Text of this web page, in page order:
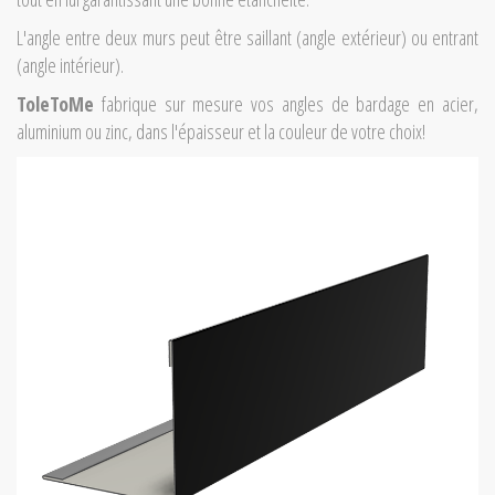
L'angle entre deux murs peut être saillant (angle extérieur) ou entrant
(angle intérieur).
ToleToMe fabrique sur mesure vos angles de bardage en acier,
aluminium ou zinc, dans l'épaisseur et la couleur de votre choix!